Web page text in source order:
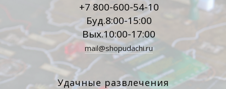
+7 800-600-54-10
Буд.8:00-15:00
Вых.10:00-17:00
mail@shopudachi.ru
Удачные развлечения